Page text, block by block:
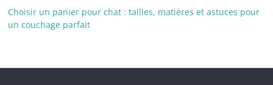
Choisir un panier pour chat : tailles, matières et astuces pour
un couchage parfait